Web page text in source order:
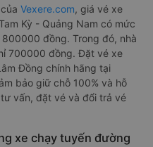
Vexere.com, giá vé xe
Kỳ - Quảng Nam có mức
đồng. Trong đó, nhà
700000 đồng. Đặt vé xe
Đồng chính hãng tại
bảo giữ chỗ 100% và hỗ
vấn, đặt vé và đổi trả vé
xe chạy tuyến đường